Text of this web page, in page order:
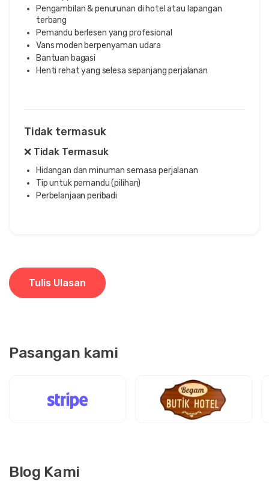
Pengambilan & penurunan di hotel atau lapangan
terbang
Pemandu berlesen yang profesional
Vans moden berpenyaman udara
Bantuan bagasi
Henti rehat yang selesa sepanjang perjalanan
Tidak termasuk
❌ Tidak Termasuk
Hidangan dan minuman semasa perjalanan
Tip untuk pemandu (pilihan)
Perbelanjaan peribadi
Tulis Ulasan
Pasangan kami
Blog Kami